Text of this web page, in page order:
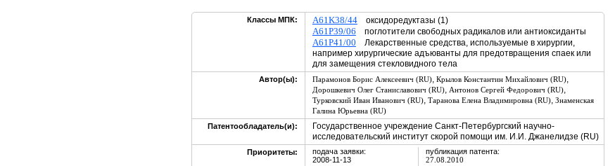
Классы МПК: A61K38/44оксидоредуктазы (1)
A61P39/06 поглотители свободных радикалов или антиоксиданты
A61P41/00 Лекарственные средства, используемые в хирургии,
например хирургические адъюванты для предотвращения спаек или
для замещения стекловидного тела
Автор(ы): Парамонов Борис Алексеевич (RU), Крылов Константин Михайлович (RU),
Дорошкевич Олег Станиславович (RU), Антонов Сергей Федорович (RU),
Турковский Иван Иванович (RU), Таранова Елена Владимировна (RU), Знаменская
Галина Юрьевна (RU)
Патентообладатель(и):
Государственное учреждение Санкт-Петербургский научно-
исследовательский институт скорой помощи им. И.И. Джанелидзе (RU)
Приоритеты:
подача заявки:
2008-11-13
публикация патента:
27.08.2010